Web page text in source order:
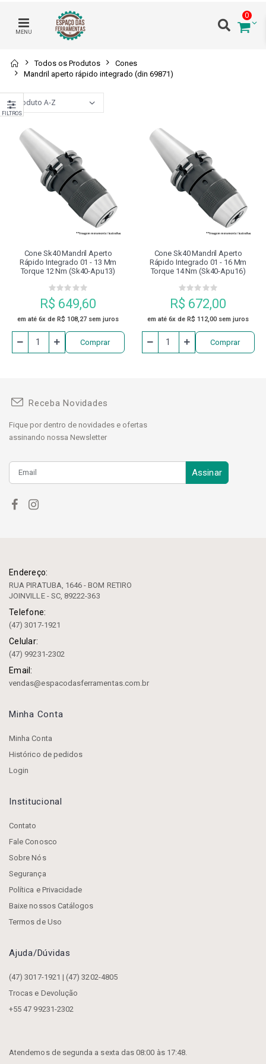
MENU
0
Todos os Produtos
Cones
Mandril aperto rápido integrado (din 69871)
Cone Sk40 Mandril Aperto
Rápido Integrado 01 - 13 Mm
Torque 12 Nm (sk40-Apu13)
R$ 649,60
em até 6x de R$ 108,27 sem juros
Comprar
Cone Sk40 Mandril Aperto
Rápido Integrado 01 - 16 Mm
Torque 14 Nm (sk40-Apu16)
R$ 672,00
em até 6x de R$ 112,00 sem juros
Comprar
FILTROS
Receba Novidades
Fique por dentro de novidades e ofertas
assinando nossa Newsletter
Assinar
Endereço:
RUA PIRATUBA, 1646 - BOM RETIRO
JOINVILLE - SC, 89222-363
Telefone:
(47) 3017-1921
Celular:
(47) 99231-2302
Email:
vendas@espacodasferramentas.com.br
Minha Conta
Minha Conta
Histórico de pedidos
Login
Institucional
Contato
Fale Conosco
Sobre Nós
Segurança
Política e Privacidade
Baixe nossos Catálogos
Termos de Uso
Ajuda/dúvidas
(47) 3017-1921 | (47) 3202-4805
Trocas e Devolução
+55 47 99231-2302
Atendemos de segunda a sexta das 08:00 às 17:48.